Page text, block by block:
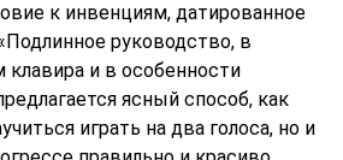
к инвенциям, датированное
руководство, в
и в особенности
ясный способ, как
играть на два голоса, но и